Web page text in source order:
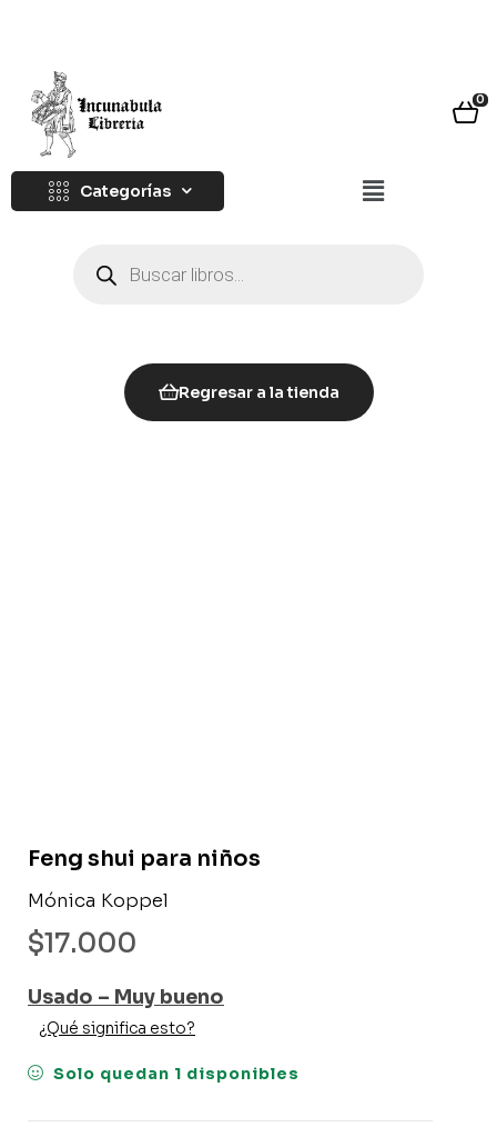
0
Categorías
Regresar a la tienda
Feng shui para niños
Mónica Koppel
$17.000
Usado – Muy bueno
¿Qué significa esto?
Solo quedan 1 disponibles